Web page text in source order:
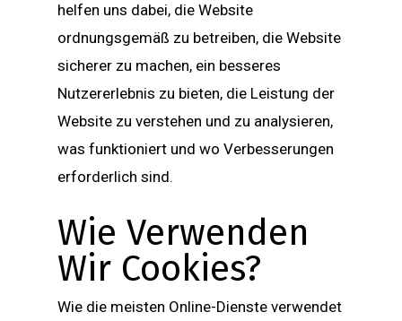
helfen uns dabei, die Website
ordnungsgemäß zu betreiben, die Website
sicherer zu machen, ein besseres
Nutzererlebnis zu bieten, die Leistung der
Website zu verstehen und zu analysieren,
was funktioniert und wo Verbesserungen
erforderlich sind.
Wie Verwenden
Wir Cookies?
Wie die meisten Online-Dienste verwendet